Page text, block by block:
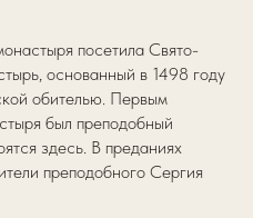
посетила Свято-
основанный в 1498 году
обителью. Первым
был преподобный
здесь. В преданиях
преподобного Сергия